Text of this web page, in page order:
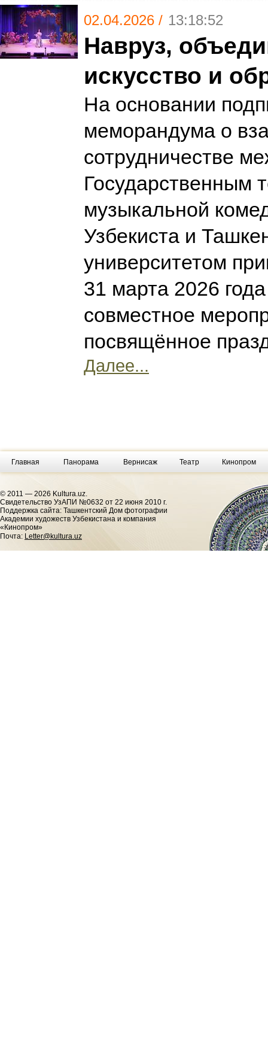
02.04.2026 / 13:18:52
Навруз,
искусство и
На основании
меморандума о
сотрудничестве
Государственным
музыкальной
Узбекиста и
университетом
31 марта 2026
совместное
посвящённое
Далее...
Главная Панорама Вернисаж Театр Кинопром
© 2011 — 2026 Kultura.uz.
Cвидетельство УзАПИ №0632 от 22 июня 2010 г.
Поддержка сайта: Ташкентский Дом фотографии
Академии художеств Узбекистана и компания
«Кинопром»
Почта: Letter@kultura.uz